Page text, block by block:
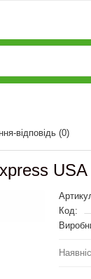
відповідь (0)
USA
Код: